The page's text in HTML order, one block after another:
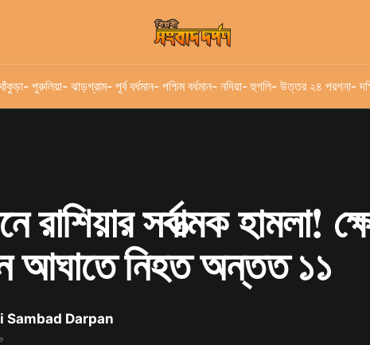
- পুরুলিয়া- ঝাড়গ্রাম- পূর্ব বর্ধমান- পশ্চিম বর্ধমান- নদিয়া- হুগলি- উত্তর ২৪ পরগনা-
রাশিয়ার সর্বাত্মক হামলা!
আঘাতে নিহত অন্তত ১১
Sambad Darpan